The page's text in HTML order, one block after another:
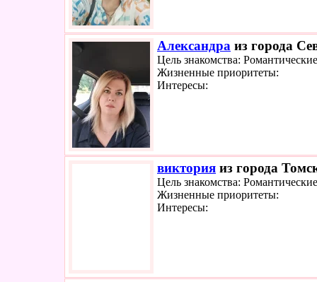
Александра из города
Цель знакомства:
Жизненные приоритеты:
Интересы:
виктория из города
Цель знакомства:
Жизненные приоритеты:
Интересы: